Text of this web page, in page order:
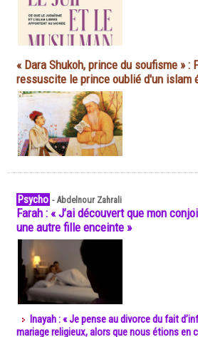
« Dara Shukoh, prince du soufisme » :
ressuscite le prince oublié d'un islam
Psycho -Abdelnour Zahrali
Farah : « J’ai découvert que mon
une autre fille enceinte »
Inayah : « Je pense au divorce du fait
mariage religieux, alors que nous étions en